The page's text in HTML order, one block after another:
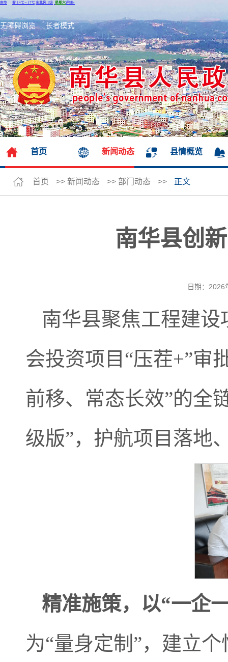
无障碍浏览 长者模式
首页 新闻动态 县情概览
首页 >> 新闻动态 >> 部门动态 >> 正文
南华县创
日期：
南华县聚焦工程建
会投资项目“压茬+”审
前移、常态长效”的全
级版”，护航项目落地
精准施策，以“一企
为“量身定制”，建立